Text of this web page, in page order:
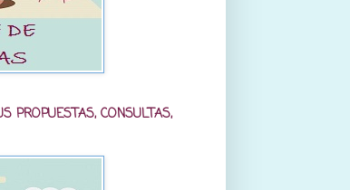
PROPUESTAS, CONSULTAS,